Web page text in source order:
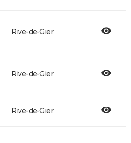
Rive-de-Gier
Rive-de-Gier
Rive-de-Gier